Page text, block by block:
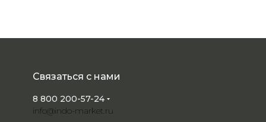
Связаться с нами
8 800 200-57-24
info@indo-market.ru